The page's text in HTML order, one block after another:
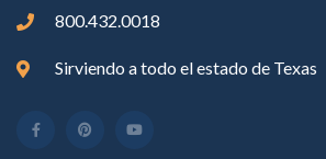
800.432.0018
Sirviendo a todo el estado de Texas